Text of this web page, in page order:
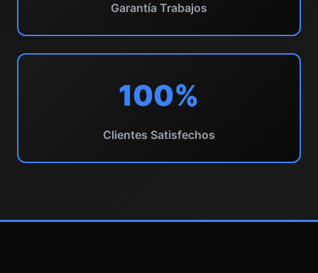
Garantía Trabajos
100%
Clientes Satisfechos